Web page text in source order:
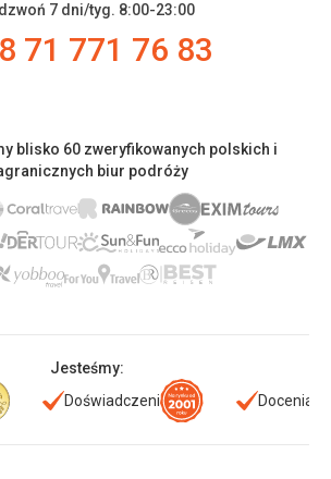
7 dni/tyg. 8:00-23:00
71 771 76 83
blisko 60 zweryfikowanych polskich i
biur podróży
Jesteśmy:
Doświadczeni Doceniani